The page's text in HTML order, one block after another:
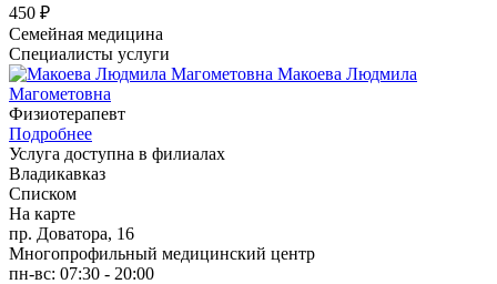
450 ₽
Семейная медицина
Специалисты услуги
Макоева Людмила
Магометовна
Физиотерапевт
Подробнее
Услуга доступна в филиалах
Владикавказ
Списком
На карте
пр. Доватора, 16
Многопрофильный медицинский центр
пн-вс: 07:30 - 20:00